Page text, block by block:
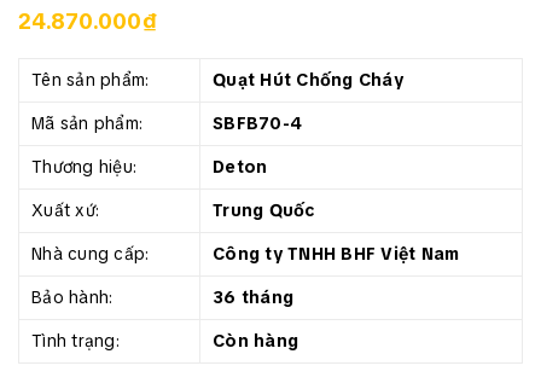
24.870.000₫
Tên sản phẩm:
Quạt Hút Chống Cháy
Mã sản phẩm:
SBFB70-4
Thương hiệu:
Deton
Xuất xứ:
Trung Quốc
Nhà cung cấp:
Công ty TNHH BHF Việt Nam
Bảo hành:
36 tháng
Tình trạng:
Còn hàng